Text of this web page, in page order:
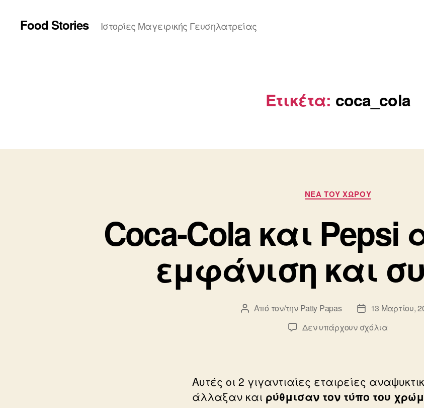
Food Stories Ιστορίες Μαγειρικής Γευσηλατρείας
Ετικέτα: coca_cola
Κατηγορίες
ΝΕΑ ΤΟΥ ΧΩΡΟΥ
Coca-Cola και
εμφάνιση και
Συντάκτης
Από τον/την Patty Papas
Ημ.13 Μαρτίου,
Δεν υπάρχουν σχόλιαστο
Αυτές οι 2 γιγαντιαίες εταιρείες
άλλαξαν και ρύθμισαν τον τύπο του